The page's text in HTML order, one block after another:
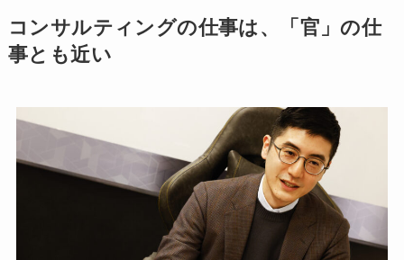
コンサルティングの仕事は、「官」の仕
事とも近い